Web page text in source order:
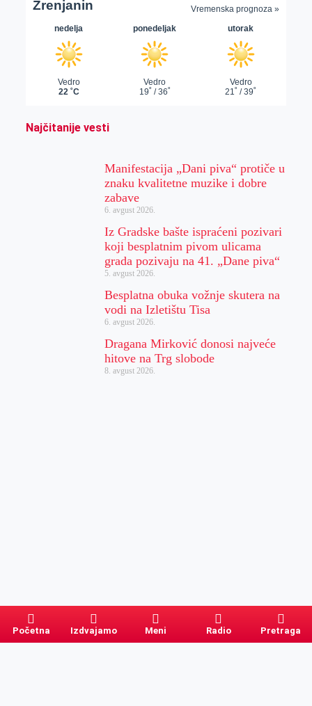
Najčitanije vesti
Manifestacija „Dani piva“ protiče u
znaku kvalitetne muzike i dobre
zabave
6. avgust 2026.
Iz Gradske bašte ispraćeni pozivari
koji besplatnim pivom ulicama
grada pozivaju na 41. „Dane piva“
5. avgust 2026.
Besplatna obuka vožnje skutera na
vodi na Izletištu Tisa
6. avgust 2026.
Dragana Mirković donosi najveće
hitove na Trg slobode
8. avgust 2026.
Početna Izdvajamo Meni Radio Pretraga